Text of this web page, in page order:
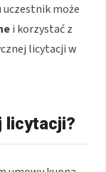
może
i korzystać z
licytacji w
licytacji?